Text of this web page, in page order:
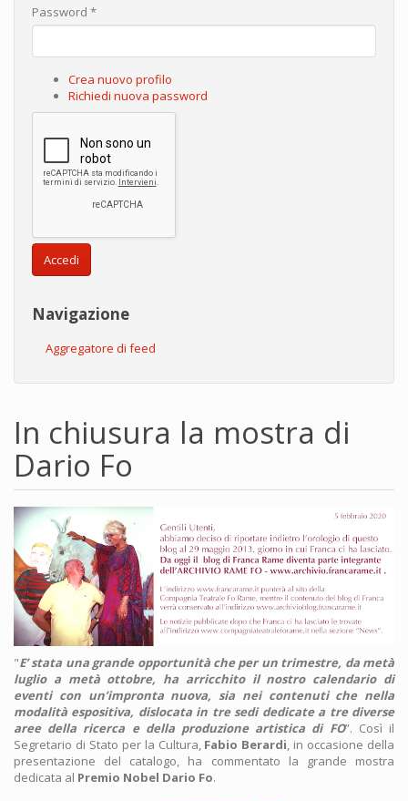
Password *
Crea nuovo profilo
Richiedi nuova password
Accedi
Navigazione
Aggregatore di feed
In chiusura la mostra di
Dario Fo
"E’ stata una grande opportunità che per un trimestre, da metà
luglio a metà ottobre, ha arricchito il nostro calendario di
eventi con un’impronta nuova, sia nei contenuti che nella
modalità espositiva, dislocata in tre sedi dedicate a tre diverse
aree della ricerca e della produzione artistica di FO”. Così il
Segretario di Stato per la Cultura, Fabio Berardi, in occasione della
presentazione del catalogo, ha commentato la grande mostra
dedicata al Premio Nobel Dario Fo.